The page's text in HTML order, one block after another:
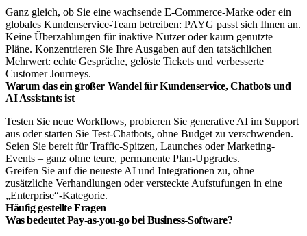
Ganz gleich, ob Sie eine wachsende E-Commerce-Marke oder ein
globales Kundenservice-Team betreiben: PAYG passt sich Ihnen an.
Keine Überzahlungen für inaktive Nutzer oder kaum genutzte
Pläne. Konzentrieren Sie Ihre Ausgaben auf den tatsächlichen
Mehrwert: echte Gespräche, gelöste Tickets und verbesserte
Customer Journeys.
Warum das ein großer Wandel für Kundenservice, Chatbots und
AI Assistants ist
Testen Sie neue Workflows, probieren Sie generative AI im Support
aus oder starten Sie Test-Chatbots, ohne Budget zu verschwenden.
Seien Sie bereit für Traffic-Spitzen, Launches oder Marketing-
Events – ganz ohne teure, permanente Plan-Upgrades.
Greifen Sie auf die neueste AI und Integrationen zu, ohne
zusätzliche Verhandlungen oder versteckte Aufstufungen in eine
„Enterprise“-Kategorie.
Häufig gestellte Fragen
Was bedeutet Pay-as-you-go bei Business-Software?